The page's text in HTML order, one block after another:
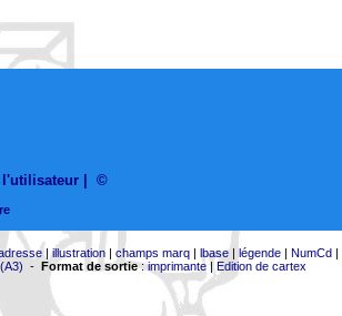
l'utilisateur ©
|illustration| champs marq| lbase| légende| NumCd|
- Format de sortie:imprimante| Edition de cartex